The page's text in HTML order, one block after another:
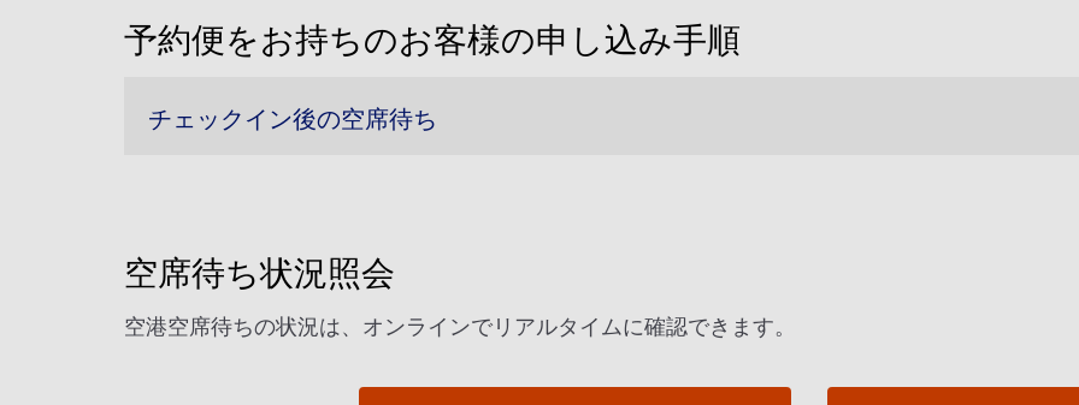
予約便をお持ちのお客様の申し込み手順
チェックイン後の空席待ち
空席待ち状況照会
空港空席待ちの状況は、オンラインでリアルタイムに確認できます。